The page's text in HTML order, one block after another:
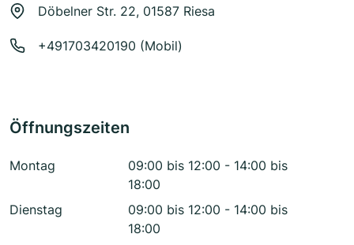
Döbelner Str. 22, 01587 Riesa
+491703420190 (Mobil)
Öffnungszeiten
Montag
09:00 bis 12:00 - 14:00 bis
18:00
Dienstag
09:00 bis 12:00 - 14:00 bis
18:00